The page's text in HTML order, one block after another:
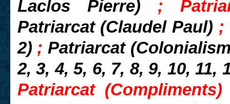
Laclos Pierre) ;
Patriarcat (Claudel Paul) ;
2) ;Patriarcat
2, 3, 4, 5, 6, 7, 8, 9, 10, 11,
Patriarcat